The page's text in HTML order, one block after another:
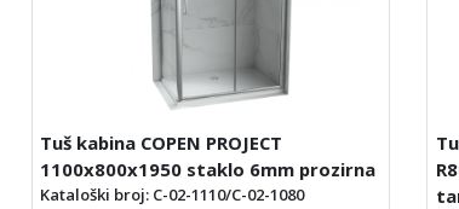
Tuš kabina COPEN PROJECT
1100x800x1950 staklo 6mm prozirna
Kataloški broj: C-02-1110/C-02-1080